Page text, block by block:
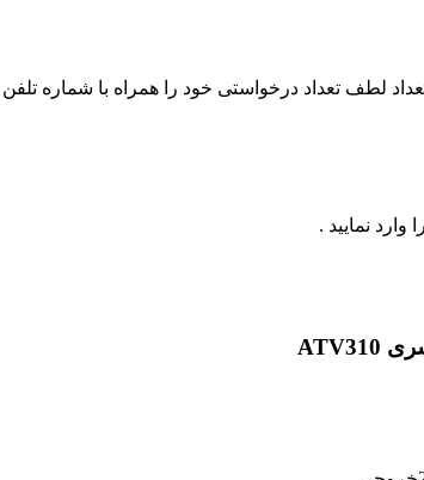
لطف تعداد درخواستی خود را همراه با شماره
را وارد نمایید .